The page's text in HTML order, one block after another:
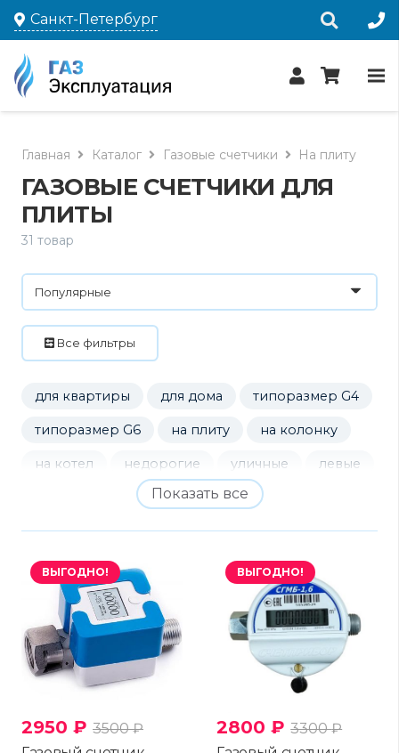
Санкт-Петербург
Главная Каталог Газовые счетчики На плиту
ГАЗОВЫЕ СЧЕТЧИКИ ДЛЯ
ПЛИТЫ
31 товар
Все фильтры
для квартиры для дома типоразмер G4
типоразмер G6 на плиту на колонку
на котел недорогие уличные левые
мембранные ротационные
электронные
Показать все
ВЫГОДНО!
2950 ₽ 3500₽
ВЫГОДНО!
2800₽ 3300₽